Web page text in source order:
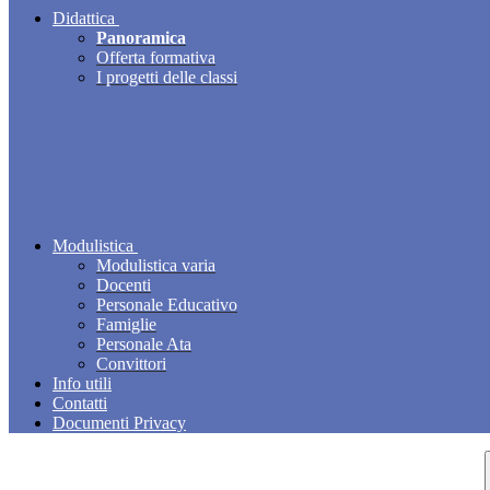
Didattica
Panoramica
Offerta formativa
I progetti delle classi
Modulistica
Modulistica varia
Docenti
Personale Educativo
Famiglie
Personale Ata
Convittori
Info utili
Contatti
Documenti Privacy